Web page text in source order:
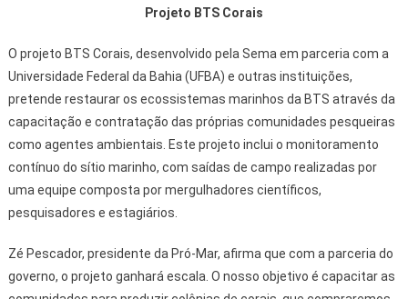
Projeto BTS Corais
O projeto BTS Corais, desenvolvido pela Sema em parceria com a
Universidade Federal da Bahia (UFBA) e outras instituições,
pretende restaurar os ecossistemas marinhos da BTS através da
capacitação e contratação das próprias comunidades pesqueiras
como agentes ambientais. Este projeto inclui o monitoramento
contínuo do sítio marinho, com saídas de campo realizadas por
uma equipe composta por mergulhadores científicos,
pesquisadores e estagiários.
Zé Pescador, presidente da Pró-Mar, afirma que com a parceria do
governo, o projeto ganhará escala. O nosso objetivo é capacitar as